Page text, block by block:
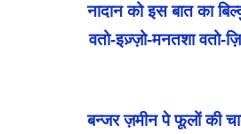
नादान को इस बात का
वतो-इज़्ज़ो-मनतशा वतो-
बन्जर ज़मीन पे फूलों की